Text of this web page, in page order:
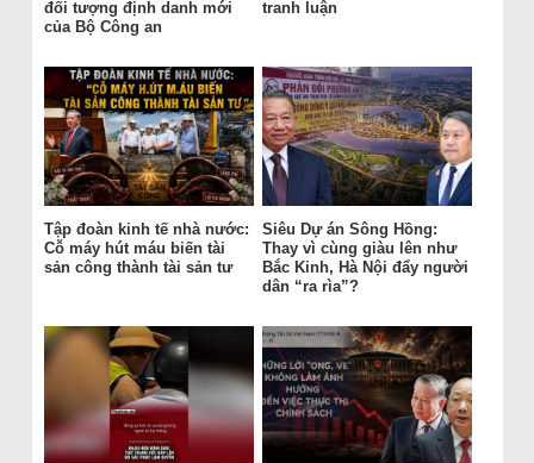
đối tượng định danh mới
của Bộ Công an
tranh luận
Tập đoàn kinh tế nhà nước:
Cỗ máy hút máu biến tài
sản công thành tài sản tư
Siêu Dự án Sông Hồng:
Thay vì cùng giàu lên như
Bắc Kinh, Hà Nội đẩy người
dân “ra rìa”?